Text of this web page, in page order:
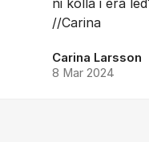
ni kolla i era
//Carina
Carina Larsson
8 Mar 2024